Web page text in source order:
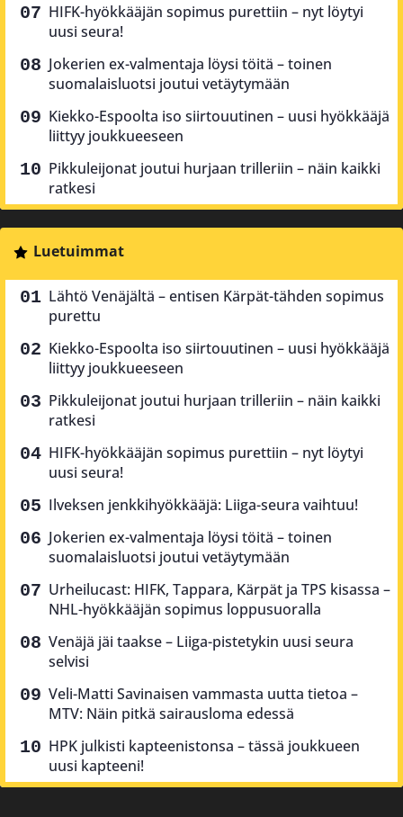
HIFK-hyökkääjän sopimus purettiin – nyt löytyi
uusi seura!
Jokerien ex-valmentaja löysi töitä – toinen
suomalaisluotsi joutui vetäytymään
Kiekko-Espoolta iso siirtouutinen – uusi hyökkääjä
liittyy joukkueeseen
Pikkuleijonat joutui hurjaan trilleriin – näin kaikki
ratkesi
Luetuimmat
Lähtö Venäjältä – entisen Kärpät-tähden sopimus
purettu
Kiekko-Espoolta iso siirtouutinen – uusi hyökkääjä
liittyy joukkueeseen
Pikkuleijonat joutui hurjaan trilleriin – näin kaikki
ratkesi
HIFK-hyökkääjän sopimus purettiin – nyt löytyi
uusi seura!
Ilveksen jenkkihyökkääjä: Liiga-seura vaihtuu!
Jokerien ex-valmentaja löysi töitä – toinen
suomalaisluotsi joutui vetäytymään
Urheilucast: HIFK, Tappara, Kärpät ja TPS kisassa –
NHL-hyökkääjän sopimus loppusuoralla
Venäjä jäi taakse – Liiga-pistetykin uusi seura
selvisi
Veli-Matti Savinaisen vammasta uutta tietoa –
MTV: Näin pitkä sairausloma edessä
HPK julkisti kapteenistonsa – tässä joukkueen
uusi kapteeni!